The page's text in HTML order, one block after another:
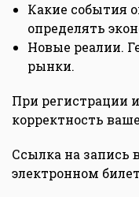
Какие события
определять
Новые реалии.
рынки.
При регистрации
корректность
Ссылка на запись
электронном